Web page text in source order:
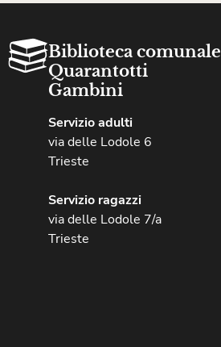
Biblioteca comunale
Quarantotti
Gambini
Servizio adulti
via delle Lodole 6
Trieste
Servizio ragazzi
via delle Lodole 7/a
Trieste